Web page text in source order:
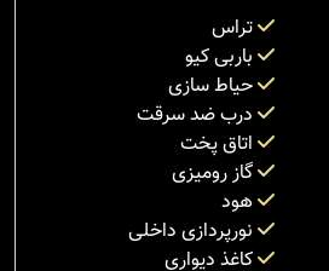
تراس
باربی کیو
حیاط سازی
درب ضد سرقت
اتاق پخت
گاز رومیزی
هود
نورپردازی داخلی
کاغذ دیواری